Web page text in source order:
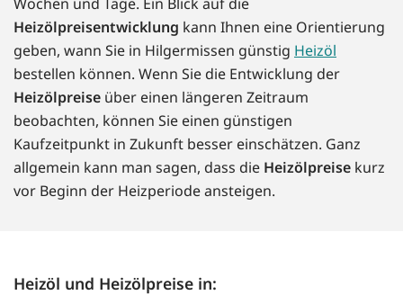
Heizölpreisentwicklung kann Ihnen eine Orientierung
geben, wann Sie in Hilgermissen günstig Heizöl
bestellen können. Wenn Sie die Entwicklung der
Heizölpreise über einen längeren Zeitraum
beobachten, können Sie einen günstigen
Kaufzeitpunkt in Zukunft besser einschätzen. Ganz
allgemein kann man sagen, dass die Heizölpreise kurz
vor Beginn der Heizperiode ansteigen.
Heizöl und Heizölpreise in: